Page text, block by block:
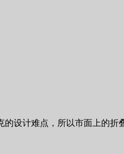
设计难点，所以市面上的折